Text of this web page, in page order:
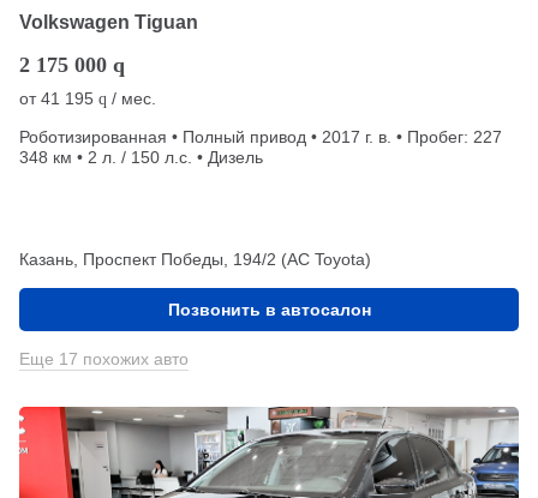
Volkswagen Tiguan
2 175 000 q
от41 195 q / мес.
Роботизированная • Полный привод • 2017 г. в. • Пробег: 227
348 км • 2 л. / 150 л.с. • Дизель
Казань, Проспект Победы, 194/2 (АС Toyota)
Позвонить в автосалон
Еще 17 похожих авто